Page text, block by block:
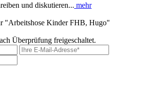
und diskutieren... mehr
"Arbeitshose Kinder FHB, Hugo"
Überprüfung freigeschaltet.